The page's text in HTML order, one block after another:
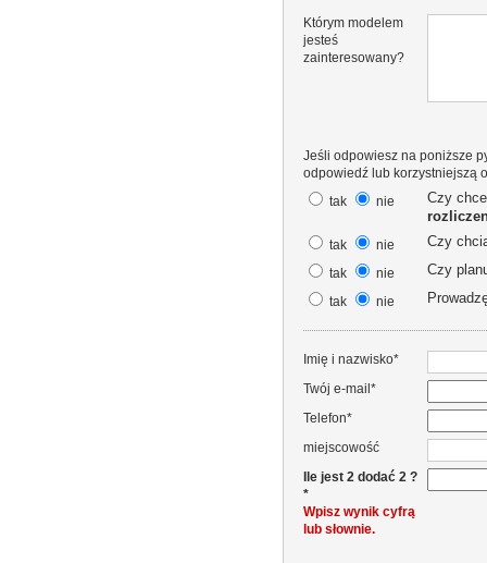
Którym modelem
jesteś
zainteresowany?
Jeśli odpowiesz na poniższe
odpowiedź lub korzystniejszą
tak
nie
Czy
tak nie Czy
tak nie Czy
tak nie
Imię i nazwisko*
Twój e-mail*
Telefon*
miejscowość
Ile jest 2 dodać 2 ?
*
Wpisz wynik cyfrą
lub słownie.